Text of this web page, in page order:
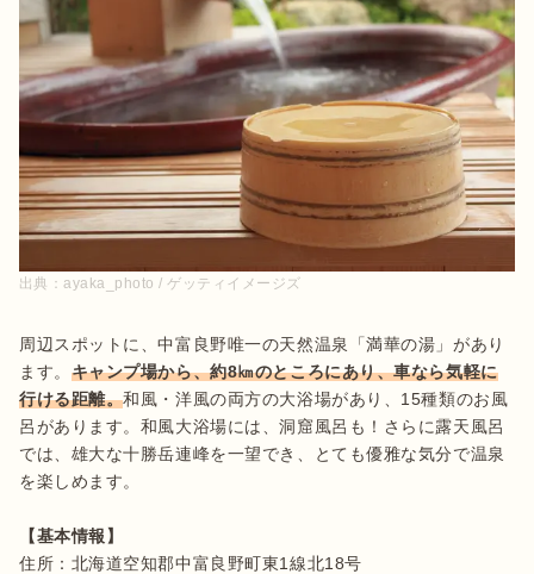
出典：ayaka_photo / ゲッティイメージズ
周辺スポットに、中富良野唯一の天然温泉「満華の湯」があり
ます。 キャンプ場から、約8㎞のところにあり、車なら気軽に
行ける距離。和風・洋風の両方の大浴場があり、15種類のお風
呂があります。和風大浴場には、洞窟風呂も！さらに露天風呂
では、雄大な十勝岳連峰を一望でき、とても優雅な気分で温泉
を楽しめます。
【基本情報】
住所：北海道空知郡中富良野町東1線北18号